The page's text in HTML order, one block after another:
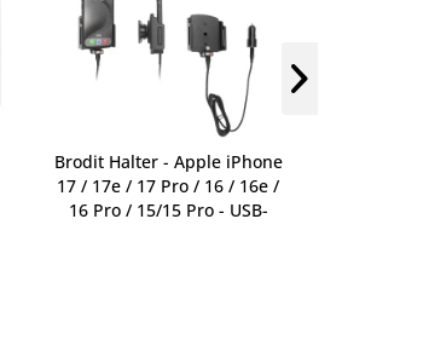
Brodit Halter - Apple iPhone
17 / 17e / 17 Pro / 16 / 16e /
16 Pro / 15/15 Pro - USB-